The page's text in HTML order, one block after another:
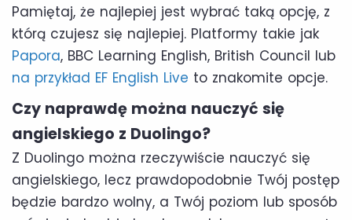
Pamiętaj, że najlepiej jest wybrać taką opcję, z
którą czujesz się najlepiej. Platformy takie jak
Papora, BBC Learning English, British Council lub
na przykład EF English Live to znakomite opcje.
Czy naprawdę można nauczyć się
angielskiego z Duolingo?
Z Duolingo można rzeczywiście nauczyć się
angielskiego, lecz prawdopodobnie Twój postęp
będzie bardzo wolny, a Twój poziom lub sposób